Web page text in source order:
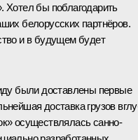
Хотел бы поблагодарить
белорусских партнёров.
и в будущем будет
были доставлены первые
доставка грузов
осуществлялась санно-